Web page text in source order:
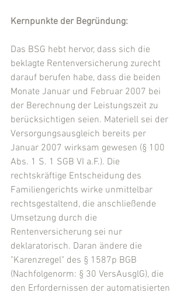
Kernpunkte der Begründung:
Das BSG hebt hervor, dass sich die
beklagte Rentenversicherung zurecht
darauf berufen habe, dass die beiden
Monate Januar und Februar 2007 bei
der Berechnung der Leistungszeit zu
berücksichtigen seien. Materiell sei der
Versorgungsausgleich bereits per
Januar 2007 wirksam gewesen (§ 100
Abs. 1 S. 1 SGB VI a.F.). Die
rechtskräftige Entscheidung des
Familiengerichts wirke unmittelbar
rechtsgestaltend, die anschließende
Umsetzung durch die
Rentenversicherung sei nur
deklaratorisch. Daran ändere die
"Karenzregel" des § 1587p BGB
(Nachfolgenorm: § 30 VersAusglG), die
den Erfordernissen der automatisierten